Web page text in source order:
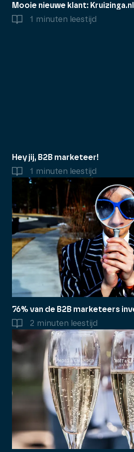
Mooie nieuwe klant: Kruizinga.nl
1 minuten leestijd
Hey jij, B2B marketeer!
1 minuten leestijd
2 minuten leestijd